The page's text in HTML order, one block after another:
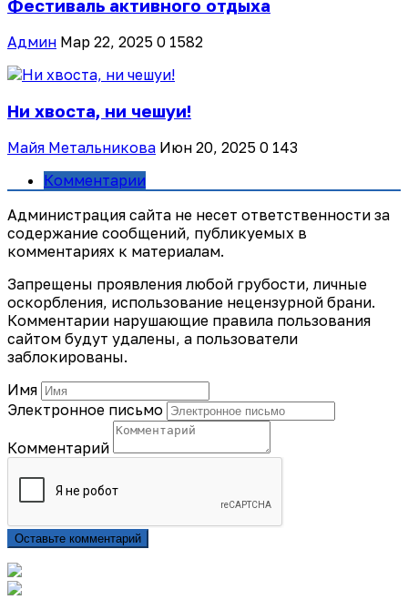
Фестиваль активного отдыха
Админ Мар 22, 2025 0 1582
Ни хвоста, ни чешуи!
Майя Метальникова Июн 20, 2025 0 143
Комментарии
Администрация сайта не несет ответственности за
содержание сообщений, публикуемых в
комментариях к материалам.
Запрещены проявления любой грубости, личные
оскорбления, использование нецензурной брани.
Комментарии нарушающие правила пользования
сайтом будут удалены, а пользователи
заблокированы.
Имя
Электронное письмо
Комментарий
Оставьте комментарий